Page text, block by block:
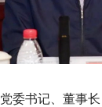
党委书记、董事